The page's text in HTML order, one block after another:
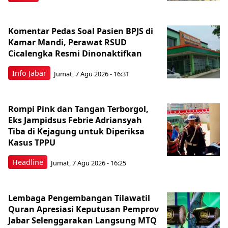
Info Jabar
Komentar Pedas Soal Pasien BPJS di
Kamar Mandi, Perawat RSUD
Cicalengka Resmi Dinonaktifkan
Jumat, 7 Agu 2026 - 16:31
Headline
Rompi Pink dan Tangan Terborgol,
Eks Jampidsus Febrie Adriansyah
Tiba di Kejagung untuk Diperiksa
Kasus TPPU
Jumat, 7 Agu 2026 - 16:25
Lembaga Pengembangan Tilawatil
Quran Apresiasi Keputusan Pemprov
Jabar Selenggarakan Langsung MTQ